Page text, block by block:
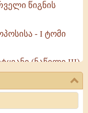
წიგნის
- I ტომი
(ნაწილი III)
რჩევები